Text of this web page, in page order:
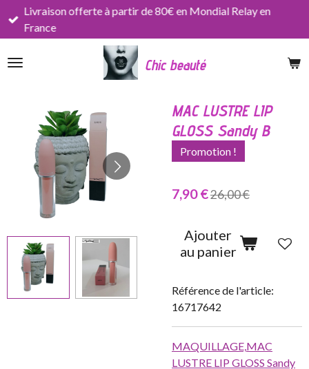
Passer
principal
Chic beauté
Livraison offerte à partir de 80€ en Mondial Relay en
France
MAC LUSTRE LIP
GLOSS Sandy B
Promotion !
7,90 €26,00 €
Ajouter
au panier
Référence de l'article:
16717642
MAQUILLAGE,MAC
LUSTRE LIP GLOSS Sandy